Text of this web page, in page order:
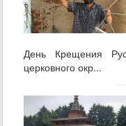
День Крещения
церковного окр...